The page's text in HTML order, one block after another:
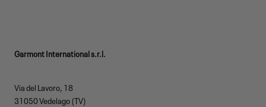
Garmont International s.r.l.
Via del Lavoro, 18
31050 Vedelago (TV)